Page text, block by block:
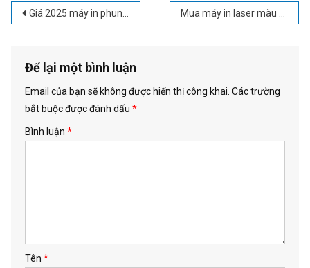
Điều
hướng
viết
Giá 2025 máy in phun màu chính hãng tại Đông Anh
Để lại một bình luận
Email của bạn sẽ không được hiển thị công khai. Các trường
bắt buộc được đánh dấu *
Bình luận *
Tên *